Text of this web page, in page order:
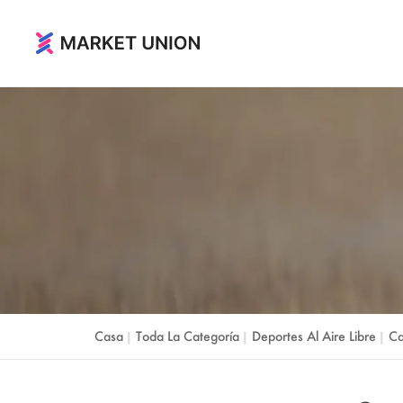
Equipaje, bolsa y casos
Casa | Toda La Categoría | Deportes Al Aire Libre |